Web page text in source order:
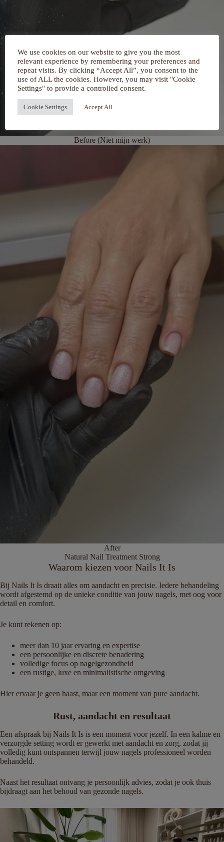
Before (Niet mijn werk)
After
Natural Nail Treatment Strong
Waarom kiezen voor Nails It Is
Bij Nails It Is draait alles om aandacht en precisie. Iedere behandeling
wordt afgestemd op de unieke conditie van jouw nagels, met oog voor
detail en comfort.
Je kunt rekenen op:
meer dan 10 jaar ervaring en expertise
een persoonlijke en discrete benadering
volledige focus op nagelgezondheid
een rustige, luxe en minimalistische omgeving
Hier ervaar je geen haast, maar een moment van pure aandacht.
Rust, aandacht en resultaat
Een afspraak bij Nails It Is is een moment voor jezelf. In een kalme en
verzorgde setting wordt er gewerkt met aandacht en zorg, zodat jij
volledig kunt ontspannen terwijl jouw nagels professioneel worden
behandeld.
Naast het resultaat ontvang je persoonlijk advies, zodat je ook thuis
bijdraagt aan het behoud van gezonde nagels.
We use cookies on our website to give you the most
relevant experience by remembering your preferences and
repeat visits. By clicking “Accept All”, you consent to the
use of ALL the cookies. However, you may visit "Cookie
Settings" to provide a controlled consent.
Cookie Settings Accept All